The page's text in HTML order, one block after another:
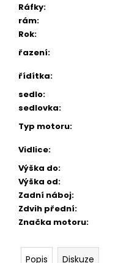
Ráfky:
rám:
Rok:
řazení:
řídítka:
sedlo:
sedlovka:
Typ motoru:
Vidlice:
Výška do:
Výška od:
Zadní náboj:
Zdvih přední:
Značka motoru:
Popis Diskuze